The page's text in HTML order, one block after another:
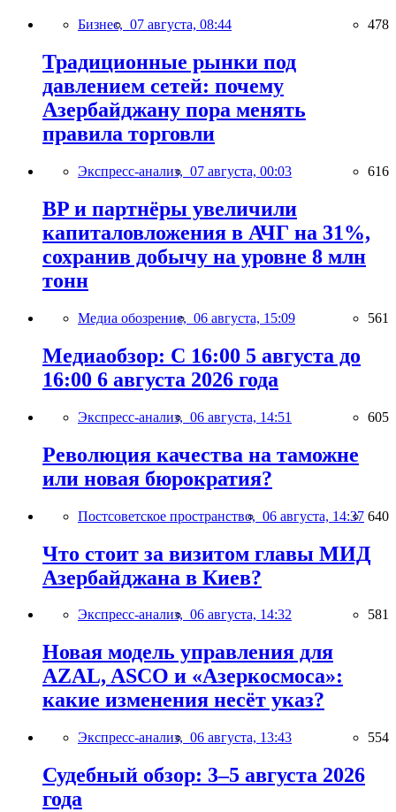
Бизнес, 07 августа, 08:44 478
Традиционные рынки под
давлением сетей: почему
Азербайджану пора менять
правила торговли
Экспресс-анализ, 07 августа, 00:03 616
BP и партнёры увеличили
капиталовложения в АЧГ на 31%,
сохранив добычу на уровне 8 млн
тонн
Медиа обозрение, 06 августа, 15:09 561
Медиаобзор: С 16:00 5 августа до
16:00 6 августа 2026 года
Экспресс-анализ, 06 августа, 14:51 605
Революция качества на таможне
или новая бюрократия?
Постсоветское пространство, 06 августа, 14:37 640
Что стоит за визитом главы МИД
Азербайджана в Киев?
Экспресс-анализ, 06 августа, 14:32 581
Новая модель управления для
AZAL, ASCO и «Азеркосмоса»:
какие изменения несёт указ?
Экспресс-анализ, 06 августа, 13:43 554
Судебный обзор: 3–5 августа 2026
года